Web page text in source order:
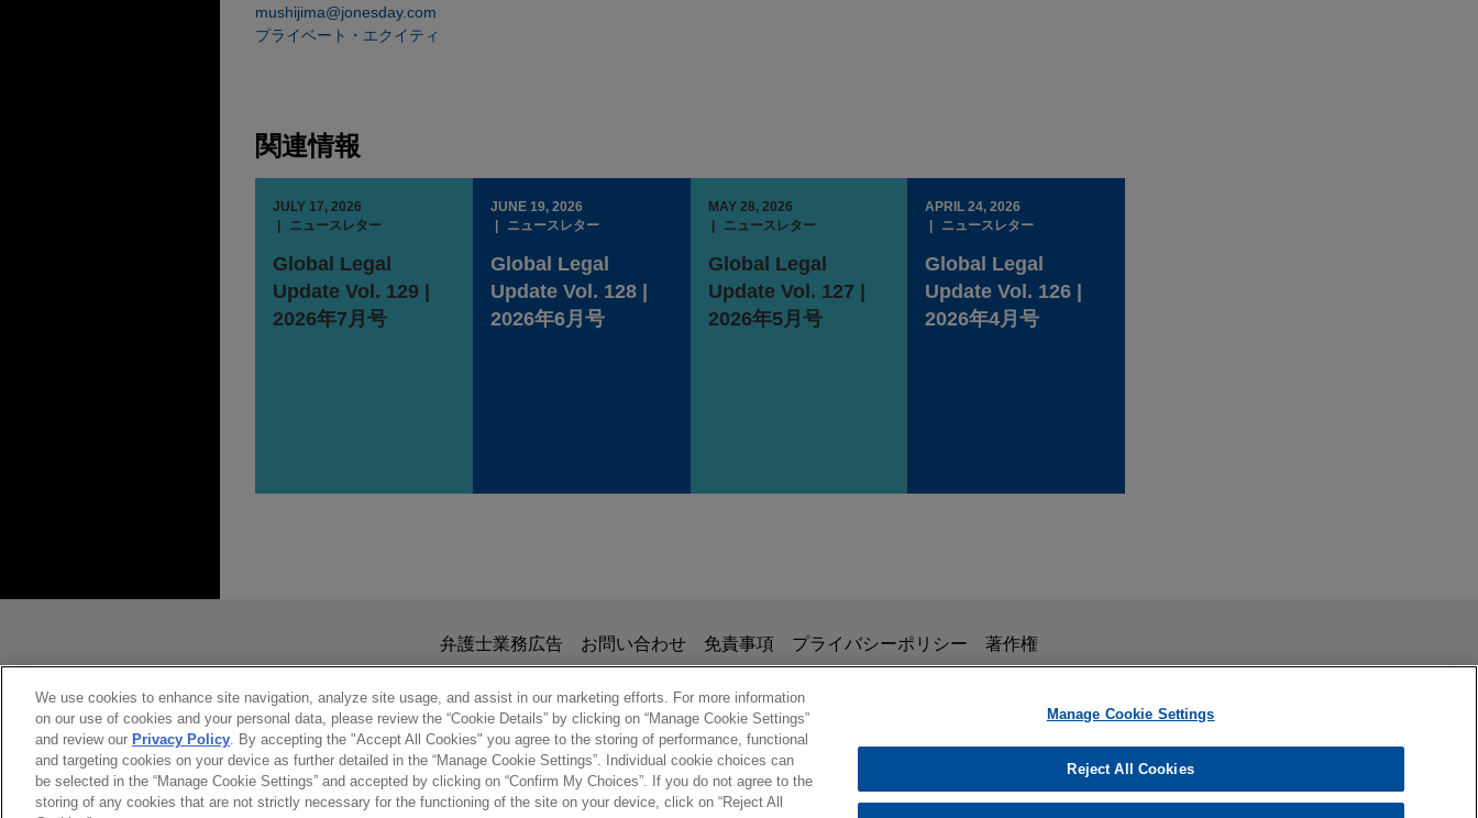
mushijima@jonesday.com
プライベート・エクイティ
関連情報
JULY 17, 2026
ニュースレター
Global Legal
Update Vol. 129 |
2026年7月号
JUNE 19, 2026
ニュースレター
Global Legal
Update Vol. 128 |
2026年6月号
MAY 28, 2026
ニュースレター
Global Legal
Update Vol. 127 |
2026年5月号
APRIL 24, 2026
ニュースレター
Global Legal
Update Vol. 126 |
2026年4月号
www.jonesday.comに掲載されている情報は、一般的な使用を目的としており、法的アドバイスを目的としたものではありません。このEmailを送信することに
より、弁護士を含む専門家・依頼者の関係を構築することを意図するものではなく、このEmailの受領はそのような関係を構築するものではありません。当事
務所に送信されたいかなる情報も、業務委託契約を結ばない限り、弁護士等が依頼者に対して守秘義務を負う機密事項として取り扱われることはありません。
このEmailの送信者は以上の注意事項の内容を読み、理解したものと判断します。
受け入れる キャンセル
弁護士業務広告 お問い合わせ 免責事項 プライバシーポリシー 著作権
© 2026 Jones Day
We use cookies to enhance site navigation, analyze site usage, and assist in our marketing efforts. For more information
on our use of cookies and your personal data, please review the “Cookie Details” by clicking on “Manage Cookie Settings”
and review our Privacy Policy. By accepting the "Accept All Cookies" you agree to the storing of performance, functional
and targeting cookies on your device as further detailed in the “Manage Cookie Settings”. Individual cookie choices can
be selected in the “Manage Cookie Settings” and accepted by clicking on “Confirm My Choices”. If you do not agree to the
storing of any cookies that are not strictly necessary for the functioning of the site on your device, click on “Reject All
Manage Cookie Settings
Reject All Cookies